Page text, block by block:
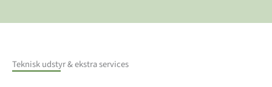
Teknisk udstyr & ekstra services